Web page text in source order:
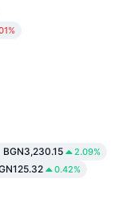
BGN3,230.15 2.09%
0.42%